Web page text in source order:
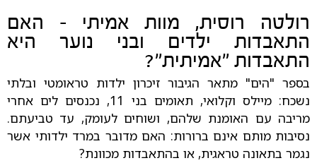
רולטה רוסית, מוות אמיתי - האם
התאבדות ילדים ובני נוער היא
התאבדות "אמיתית"?
בספר "הים" מתאר הגיבור זיכרון ילדות טראומטי ובלתי
נשכח: מיילס וקלואי, תאומים בני 11, נכנסים לים אחרי
מריבה עם האומנת שלהם, ושוחים לעומק, עד טביעתם.
נסיבות מותם אינם ברורות: האם מדובר במרד ילדותי אשר
נגמר בתאונה טראגית, או בהתאבדות מכוונת?